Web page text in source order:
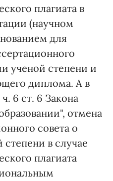
плагиата в
(научном
для
ученой степени и
диплома. А в
6 ст. 6 Закона
отмена
совета о
в случае
плагиата